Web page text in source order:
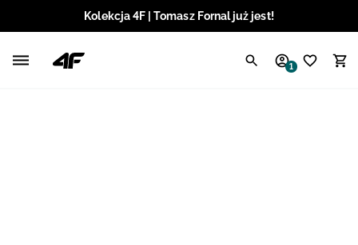
Kolekcja 4F | Tomasz Fornal już jest!
1